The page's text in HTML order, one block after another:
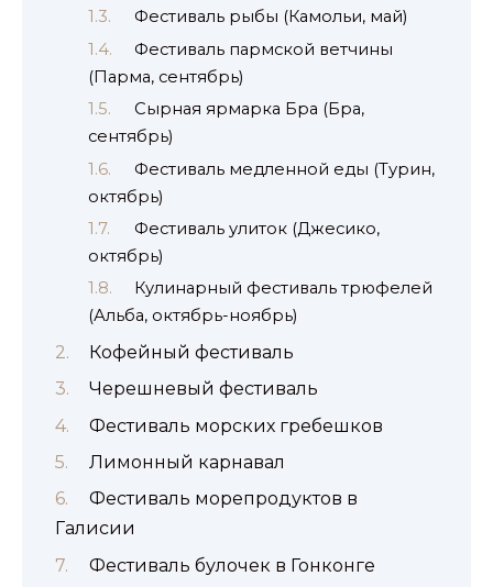
Фестиваль рыбы (Камольи, май)
Фестиваль пармской ветчины
(Парма, сентябрь)
Сырная ярмарка Бра (Бра,
сентябрь)
Фестиваль медленной еды (Турин,
октябрь)
Фестиваль улиток (Джесико,
октябрь)
Кулинарный фестиваль трюфелей
(Альба, октябрь-ноябрь)
Кофейный фестиваль
Черешневый фестиваль
Фестиваль морских гребешков
Лимонный карнавал
Фестиваль морепродуктов в
Галисии
Фестиваль булочек в Гонконге